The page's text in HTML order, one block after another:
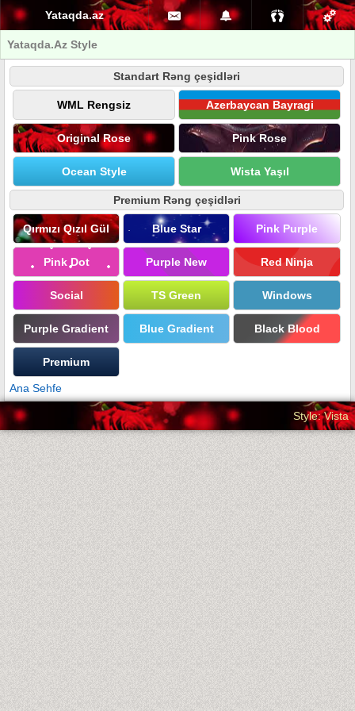
Yataqda.az
Yataqda.Az Style
Standart Rəng çeşidləri
WML Rengsiz Azerbaycan Bayragi
Original Rose Pink Rose
Ocean Style Wista Yaşıl
Premium Rəng çeşidləri
Qırmızı Qızıl Gül Blue Star Pink Purple
Pink Dot Purple New Red Ninja
Social TS Green Windows
Purple Gradient Blue Gradient Black Blood
Premium
Ana Sehfe
Style: Vista